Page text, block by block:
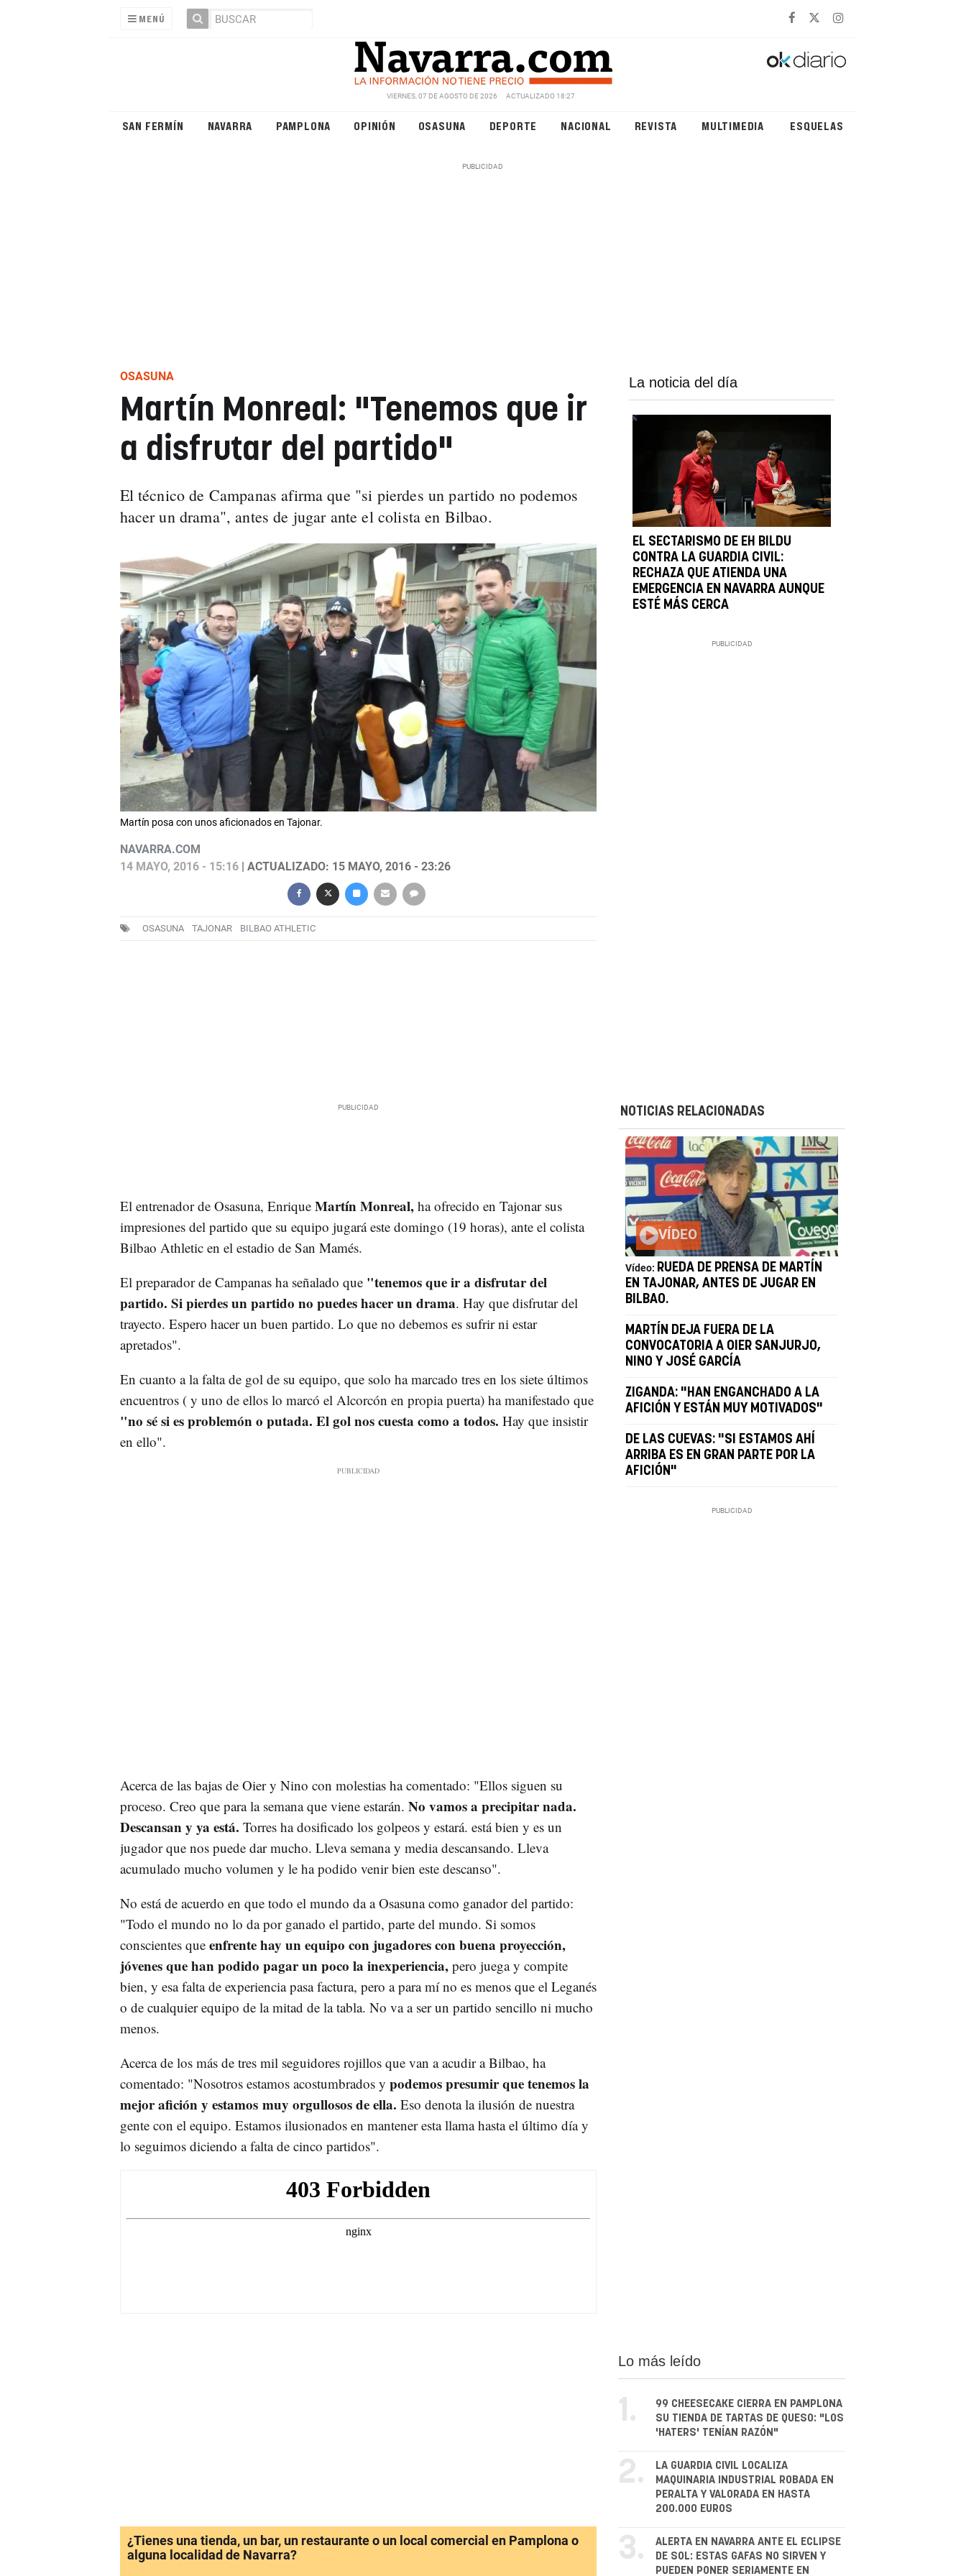
MENÚ
VIERNES, 07 DE AGOSTO DE 2026 ACTUALIZADO 18:27
SAN FERMÍN NAVARRA PAMPLONA OPINIÓN OSASUNA DEPORTE NACIONAL REVISTA MULTIMEDIA ESQUELAS
OSASUNA
Martín Monreal: "Tenemos que ir
a disfrutar del partido"
El técnico de Campanas afirma que "si pierdes un partido no podemos
hacer un drama", antes de jugar ante el colista en Bilbao.
Martín posa con unos aficionados en Tajonar.
NAVARRA.COM
14 MAYO, 2016 - 15:16| ACTUALIZADO: 15 MAYO, 2016 - 23:26
OSASUNA TAJONAR BILBAO ATHLETIC
La noticia del día
EL SECTARISMO DE EH BILDU
CONTRA LA GUARDIA CIVIL:
RECHAZA QUE ATIENDA UNA
EMERGENCIA EN NAVARRA AUNQUE
ESTÉ MÁS CERCA
El entrenador de Osasuna, Enrique Martín Monreal,ha ofrecido en Tajonar sus
impresiones del partido que su equipo jugará este domingo (19 horas), ante el colista
Bilbao Athletic en el estadio de San Mamés.
El preparador de Campanas ha señalado que "tenemos que ir a disfrutar del
partido. Si pierdes un partido no puedes hacer un drama. Hay que disfrutar del
trayecto. Espero hacer un buen partido. Lo que no debemos es sufrir ni estar
apretados".
En cuanto a la falta de gol de su equipo, que solo ha marcado tres en los siete últimos
encuentros ( y uno de ellos lo marcó el Alcorcón en propia puerta) ha manifestado que
"no sé si es problemón o putada. El gol nos cuesta como a todos. Hay que insistir
en ello".
Acerca de las bajas de Oier y Nino con molestias ha comentado: "Ellos siguen su
proceso. Creo que para la semana que viene estarán. No vamos a precipitar nada.
Descansan y ya está. Torres ha dosificado los golpeos y estará. está bien y es un
jugador que nos puede dar mucho. Lleva semana y media descansando. Lleva
acumulado mucho volumen y le ha podido venir bien este descanso".
No está de acuerdo en que todo el mundo da a Osasuna como ganador del partido:
"Todo el mundo no lo da por ganado el partido, parte del mundo. Si somos
conscientes que enfrente hay un equipo con jugadores con buena proyección,
jóvenes que han podido pagar un poco la inexperiencia,pero juega y compite
bien, y esa falta de experiencia pasa factura, pero a para mí no es menos que el Leganés
o de cualquier equipo de la mitad de la tabla. No va a ser un partido sencillo ni mucho
menos.
Acerca de los más de tres mil seguidores rojillos que van a acudir a Bilbao, ha
comentado: "Nosotros estamos acostumbrados y podemos presumir que tenemos la
mejor afición y estamos muy orgullosos de ella. Eso denota la ilusión de nuestra
gente con el equipo. Estamos ilusionados en mantener esta llama hasta el último día y
lo seguimos diciendo a falta de cinco partidos".
NOTICIAS RELACIONADAS
VÍDEO
Vídeo: RUEDA DE PRENSA DE MARTÍN
EN TAJONAR, ANTES DE JUGAR EN
BILBAO.
MARTÍN DEJA FUERA DE LA
CONVOCATORIA A OIER SANJURJO,
NINO Y JOSÉ GARCÍA
ZIGANDA: "HAN ENGANCHADO A LA
AFICIÓN Y ESTÁN MUY MOTIVADOS"
DE LAS CUEVAS: "SI ESTAMOS AHÍ
ARRIBA ES EN GRAN PARTE POR LA
AFICIÓN"
¿Tienes una tienda, un bar, un restaurante o un local comercial en Pamplona o
alguna localidad de Navarra?
Lo más leído
1.
99 CHEESECAKE CIERRA EN PAMPLONA
SU TIENDA DE TARTAS DE QUESO: "LOS
'HATERS' TENÍAN RAZÓN"
2.
LA GUARDIA CIVIL LOCALIZA
MAQUINARIA INDUSTRIAL ROBADA EN
PERALTA Y VALORADA EN HASTA
200.000 EUROS
3.
ALERTA EN NAVARRA ANTE EL ECLIPSE
DE SOL: ESTAS GAFAS NO SIRVEN Y
PUEDEN PONER SERIAMENTE EN